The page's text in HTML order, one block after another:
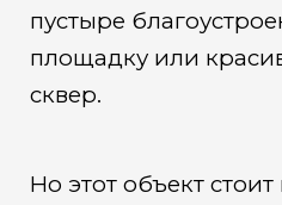
пустыре
площадку или
сквер.
Но этот объект стоит